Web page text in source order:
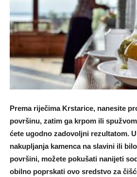
Prema riječima Krstarice, nanesite
površinu, zatim ga krpom ili
ćete ugodno zadovoljni rezultatom.
nakupljanja kamenca na slavini ili
površini, možete pokušati nanijeti
obilno poprskati ovo sredstvo za